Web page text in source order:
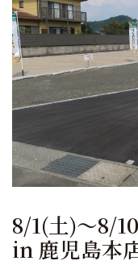
8/1(土)～8/
in 鹿児島本